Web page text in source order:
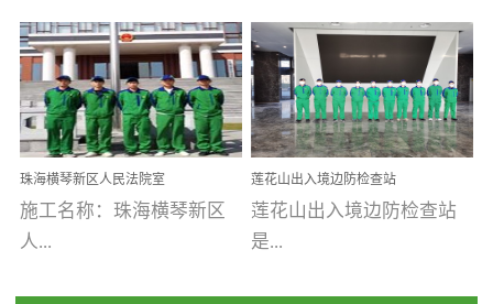
求。资质优势团队优势分
支优势优吸环保是一棵正
茁壮成长的树，只要我们
人人都爱护她、珍惜她、
她将越来越枝繁叶茂，终
将会成为一棵参天大树！
优吸环保截止2020年拥有
全国600家网点分支机构。
【东莞美豪雅致酒店】室
内空气治理项目东莞美豪
雅致酒店 东莞美豪雅
致酒店是为中高端人士...
学广州校区室内空气治
理 工程案例地址：广
州南沙区·香港科技大学(广
州)校区 工程案...
珠海横琴新区人民法院室
内除甲醛空气治理项目
施工名称：珠海横琴新区
人...
莲花山出入境边防检查站
室内除甲醛空气治理项目
莲花山出入境边防检查站
是...